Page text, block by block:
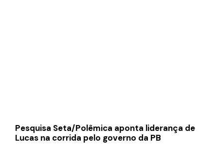
Pesquisa Seta/Polêmica aponta liderança de
Lucas na corrida pelo governo da PB